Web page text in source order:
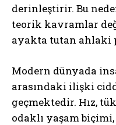
derinleştirir. Bu
teorik kavramlar
ayakta tutan ahlaki
Modern dünyada
arasındaki ilişki
geçmektedir. Hız,
odaklı yaşam